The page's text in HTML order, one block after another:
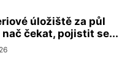
úložiště za půl
nač čekat, pojistit se...